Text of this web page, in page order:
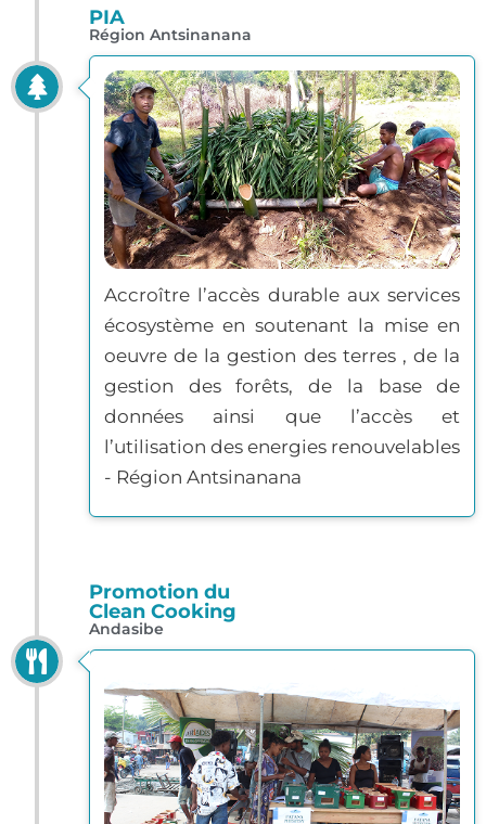
PIA
Région Antsinanana
Accroître l’accès durable aux services
écosystème en soutenant la mise en
oeuvre de la gestion des terres , de la
gestion des forêts, de la base de
données ainsi que l’accès et
l’utilisation des energies renouvelables
- Région Antsinanana
Promotion du
Clean Cooking
Andasibe